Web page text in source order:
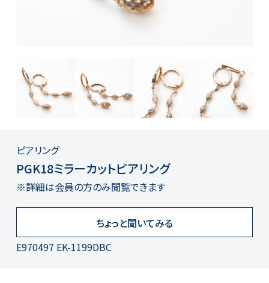
ピアリング
PGK18ミラーカットピアリング
※詳細は会員の方のみ閲覧できます
ちょっと聞いてみる
E970497 EK-1199DBC